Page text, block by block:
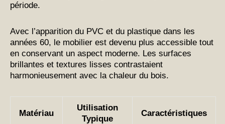
période.
Avec l’apparition du PVC et du plastique dans les
années 60, le mobilier est devenu plus accessible tout
en conservant un aspect moderne. Les surfaces
brillantes et textures lisses contrastaient
harmonieusement avec la chaleur du bois.
Matériau
Utilisation
Typique
Caractéristiques